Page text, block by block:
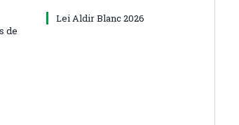
de
Lei Aldir Blanc 2026